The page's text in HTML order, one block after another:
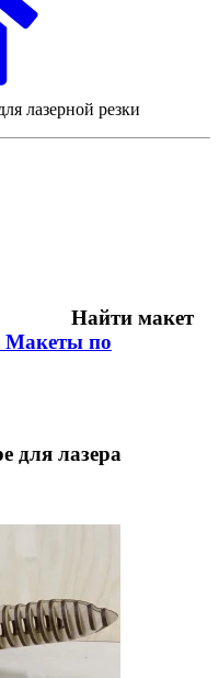
лазерной резки
Найти макет
Макеты по
для лазера